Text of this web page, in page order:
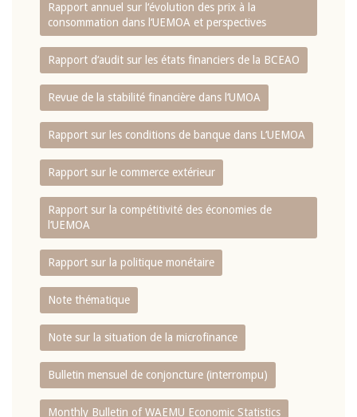
Rapport annuel sur l‘évolution des prix à la
consommation dans l‘UEMOA et perspectives
Rapport d‘audit sur les états financiers de la BCEAO
Revue de la stabilité financière dans l‘UMOA
Rapport sur les conditions de banque dans L‘UEMOA
Rapport sur le commerce extérieur
Rapport sur la compétitivité des économies de
l‘UEMOA
Rapport sur la politique monétaire
Note thématique
Note sur la situation de la microfinance
Bulletin mensuel de conjoncture (interrompu)
Monthly Bulletin of WAEMU Economic Statistics